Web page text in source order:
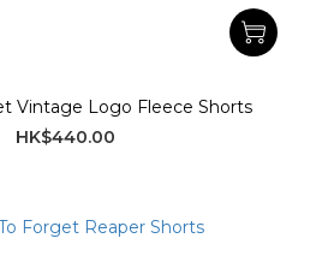
Vintage Logo Fleece Shorts
HK$440.00